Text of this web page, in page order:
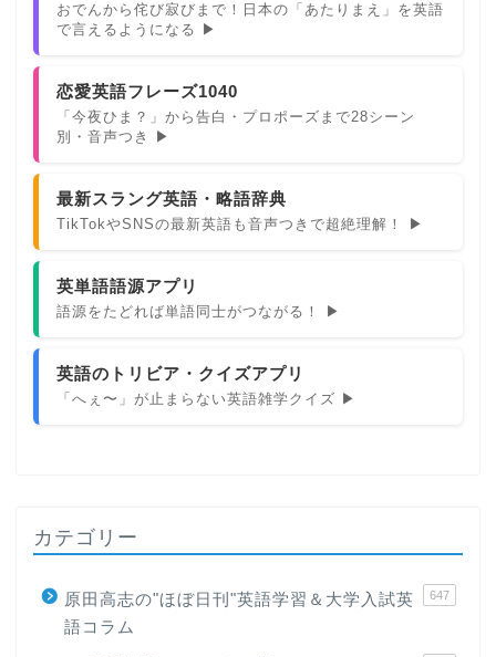
おでんから侘び寂びまで！日本の「あたりまえ」を英語
で言えるようになる ▶
恋愛英語フレーズ1040
「今夜ひま？」から告白・プロポーズまで28シーン
別・音声つき ▶
最新スラング英語・略語辞典
TikTokやSNSの最新英語も音声つきで超絶理解！ ▶
英単語語源アプリ
語源をたどれば単語同士がつながる！ ▶
英語のトリビア・クイズアプリ
「へぇ〜」が止まらない英語雑学クイズ ▶
カテゴリー
原田高志の"ほぼ日刊"英語学習＆大学入試英
語コラム
647